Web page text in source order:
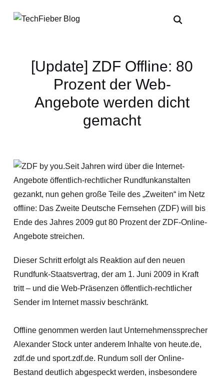
[Update] ZDF Offline: 80
Prozent der Web-
Angebote werden dicht
gemacht
Seit Jahren wird über die Internet-
Angebote öffentlich-rechtlicher Rundfunkanstalten
gezankt, nun gehen große Teile des „Zweiten“ im Netz
offline: Das Zweite Deutsche Fernsehen (ZDF) will bis
Ende des Jahres 2009 gut 80 Prozent der ZDF-Online-
Angebote streichen.
Dieser Schritt erfolgt als Reaktion auf den neuen
Rundfunk-Staatsvertrag, der am 1. Juni 2009 in Kraft
tritt – und die Web-Präsenzen öffentlich-rechtlicher
Sender im Internet massiv beschränkt.
Offline genommen werden laut Unternehmenssprecher
Alexander Stock unter anderem Inhalte von heute.de,
zdf.de und sport.zdf.de. Rundum soll der Online-
Bestand deutlich abgespeckt werden, insbesondere